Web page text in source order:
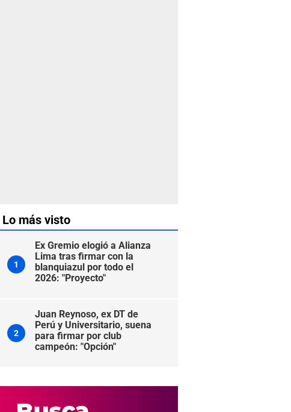
Lo más visto
1
Ex Gremio elogió a Alianza
Lima tras firmar con la
blanquiazul por todo el
2026: "Proyecto"
2
Juan Reynoso, ex DT de
Perú y Universitario, suena
para firmar por club
campeón: "Opción"